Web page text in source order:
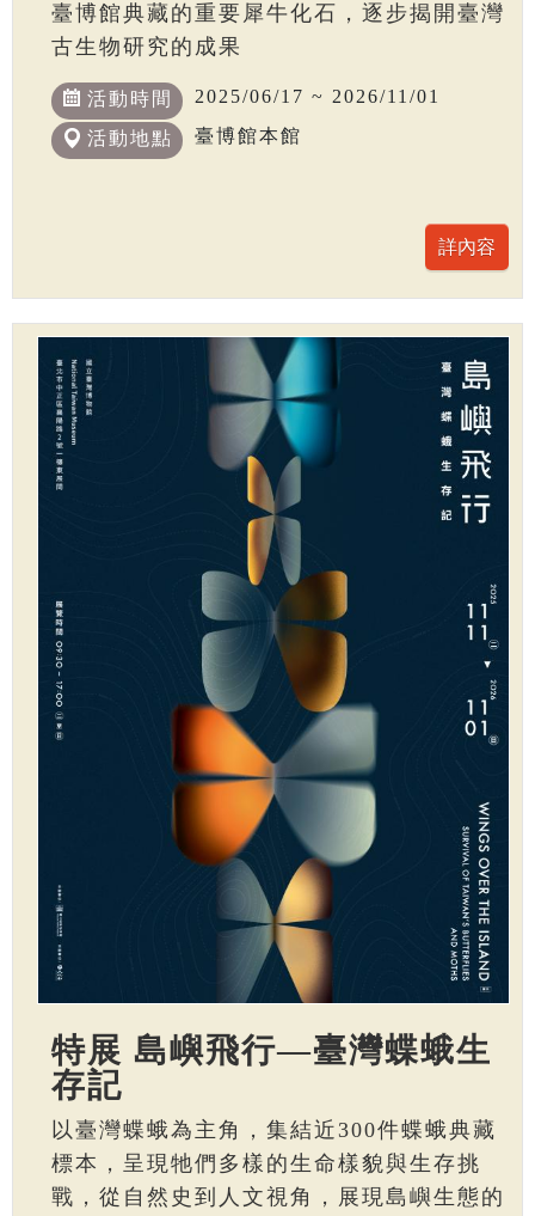
臺博館典藏的重要犀牛化石，逐步揭開臺灣
古生物研究的成果
活動時間 2025/06/17 ~ 2026/11/01
活動地點 臺博館本館
特展 島嶼飛行—臺灣蝶蛾生
存記
以臺灣蝶蛾為主角，集結近300件蝶蛾典藏
標本，呈現牠們多樣的生命樣貌與生存挑
戰，從自然史到人文視角，展現島嶼生態的